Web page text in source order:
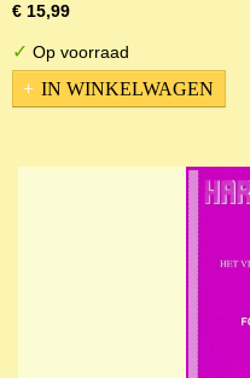
€ 15,99
✓ Op voorraad
IN WINKELWAGEN